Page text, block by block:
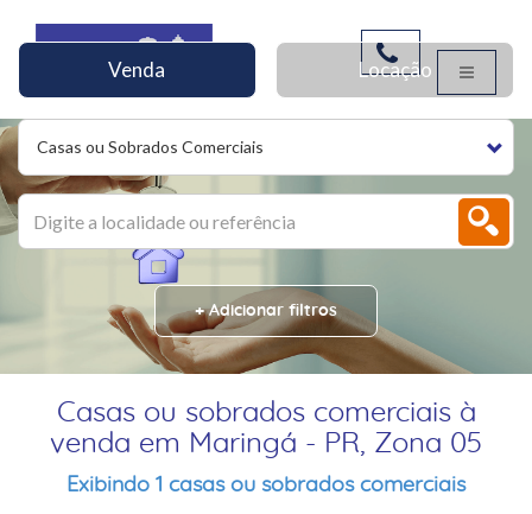
Casas ou Sobrados Comerciais
Venda Locação
+ Adicionar filtros
Casas ou sobrados comerciais à
venda em Maringá - PR, Zona 05
Exibindo 1 casas ou sobrados comerciais